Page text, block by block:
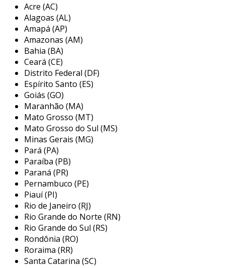
a manutenção pode ser categorizada em vários
tipos, como preventiva, corretiva e preditiva. a
manutenção preventiva é programada para
evitar falhas, enquanto a corretiva é realizada
após a identificação de um problema. a
preditiva, por sua vez, utiliza monitoramento e
análise de dados para prever falhas antes que
elas ocorram, otimizando os processos e
reduzindo custos operacionais.
principais serviços oferecidos por
empresas de manutenção
as empresas de serviços de manutenção
oferecem uma ampla gama de soluções que
atendem às necessidades específicas de seus
clientes. esses serviços são essenciais para
garantir a continuidade das operações e a
segurança dos usuários. entre os principais
serviços que essas empresas proporcionam,
podem ser destacados:
manutenção predial:
Acre (AC)
Alagoas (AL)
Amapá (AP)
Amazonas (AM)
Bahia (BA)
Ceará (CE)
Distrito Federal (DF)
Espírito Santo (ES)
Goiás (GO)
Maranhão (MA)
Mato Grosso (MT)
Mato Grosso do Sul (MS)
Minas Gerais (MG)
Pará (PA)
Paraíba (PB)
Paraná (PR)
Pernambuco (PE)
Piauí (PI)
Rio de Janeiro (RJ)
Rio Grande do Norte (RN)
Rio Grande do Sul (RS)
Rondônia (RO)
Roraima (RR)
Santa Catarina (SC)